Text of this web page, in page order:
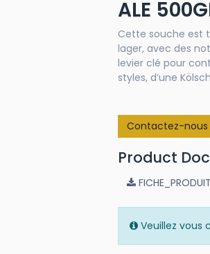
ALE
Cette souche est
lager, avec des
levier clé pour
styles, d’une
Contactez-nous
Product
Veuillez vous